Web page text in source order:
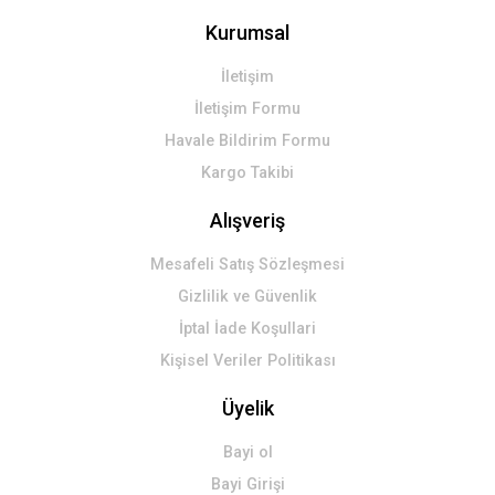
Kurumsal
İletişim
İletişim Formu
Havale Bildirim Formu
Kargo Takibi
Alışveriş
Mesafeli Satış Sözleşmesi
Gizlilik ve Güvenlik
İptal İade Koşullari
Kişisel Veriler Politikası
Üyelik
Bayi ol
Bayi Girişi